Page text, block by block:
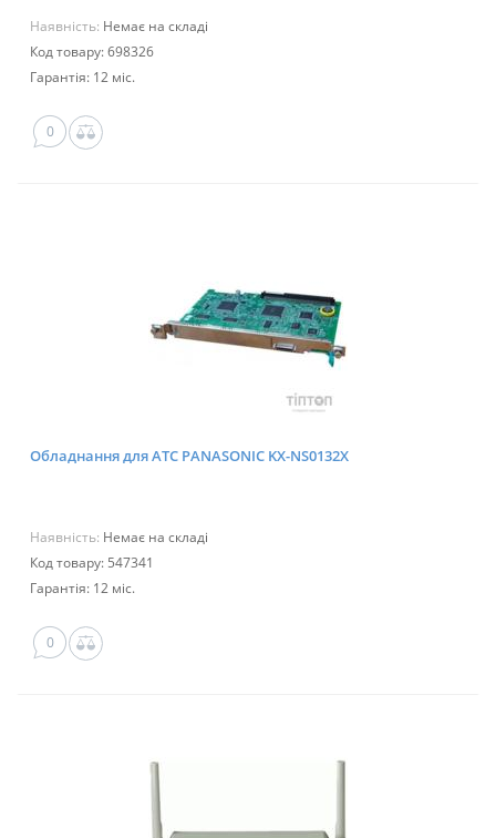
Наявність: Немає на складі
Код товару: 698326
Гарантія: 12 міс.
0
Обладнання для АТС PANASONIC KX-NS0132X
Наявність: Немає на складі
Код товару: 547341
Гарантія: 12 міс.
0